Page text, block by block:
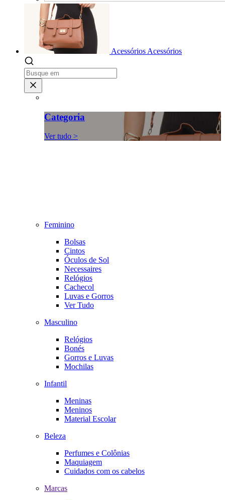
Acessórios Acessórios
Categoria
Ver tudo >
Feminino
Bolsas
Cintos
Óculos de Sol
Necessaires
Relógios
Cachecol
Luvas e Gorros
Ver Tudo
Masculino
Relógios
Bonés
Gorros e Luvas
Mochilas
Infantil
Meninas
Meninos
Material Escolar
Beleza
Perfumes e Colônias
Maquiagem
Cuidados com os cabelos
Marcas